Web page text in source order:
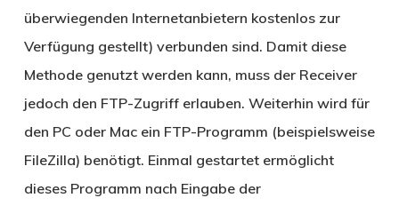
überwiegenden Internetanbietern kostenlos zur
Verfügung gestellt) verbunden sind. Damit diese
Methode genutzt werden kann, muss der Receiver
jedoch den FTP-Zugriff erlauben. Weiterhin wird für
den PC oder Mac ein FTP-Programm (beispielsweise
FileZilla) benötigt. Einmal gestartet ermöglicht
dieses Programm nach Eingabe der